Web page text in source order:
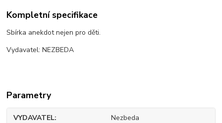
Kompletní specifikace
Sbírka anekdot nejen pro děti.
Vydavatel: NEZBEDA
Parametry
VYDAVATEL Nezbeda